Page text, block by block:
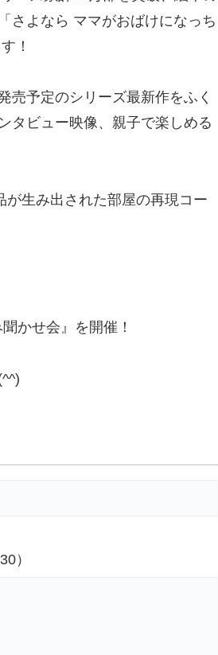
さよなら ママがおばけになっち
！
売予定のシリーズ最新作をふく
タビュー映像、親子で楽しめる
が生み出された部屋の再現コー
かせ会』を開催！
）